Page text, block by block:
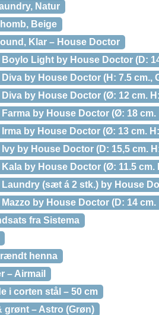
Natur
Beige
Klar – House Doctor
Light by House Doctor (D:
by House Doctor (H: 7.5 cm.,
by House Doctor (Ø: 12 cm.
by House Doctor (Ø: 18 cm.
by House Doctor (Ø: 13 cm.
by House Doctor (D: 15,5 cm.
by House Doctor (Ø: 11.5 cm.
(sæt á 2 stk.) by House
by House Doctor (D: 14 cm.
fra Sistema
henna
– Airmail
i corten stål – 50 cm
grønt – Astro (Grøn)